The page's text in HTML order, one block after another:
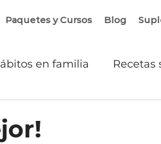
Paquetes y Cursos Blog
en familia Recetas